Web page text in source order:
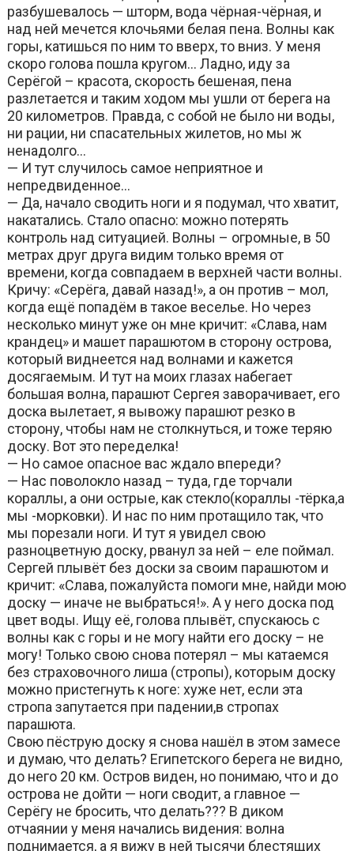
разбушевалось — шторм, вода чёрная-чёрная, и
над ней мечется клочьями белая пена. Волны как
горы, катишься по ним то вверх, то вниз. У меня
скоро голова пошла кругом… Ладно, иду за
Серёгой – красота, скорость бешеная, пена
разлетается и таким ходом мы ушли от берега на
20 километров. Правда, с собой не было ни воды,
ни рации, ни спасательных жилетов, но мы ж
ненадолго…
— И тут случилось самое неприятное и
непредвиденное…
— Да, начало сводить ноги и я подумал, что хватит,
накатались. Стало опасно: можно потерять
контроль над ситуацией. Волны – огромные, в 50
метрах друг друга видим только время от
времени, когда совпадаем в верхней части волны.
Кричу: «Серёга, давай назад!», а он против – мол,
когда ещё попадём в такое веселье. Но через
несколько минут уже он мне кричит: «Слава, нам
крандец» и машет парашютом в сторону острова,
который виднеется над волнами и кажется
досягаемым. И тут на моих глазах набегает
большая волна, парашют Сергея заворачивает, его
доска вылетает, я вывожу парашют резко в
сторону, чтобы нам не столкнуться, и тоже теряю
доску. Вот это переделка!
— Но самое опасное вас ждало впереди?
— Нас поволокло назад – туда, где торчали
кораллы, а они острые, как стекло(кораллы -тёрка,а
мы -морковки). И нас по ним протащило так, что
мы порезали ноги. И тут я увидел свою
разноцветную доску, рванул за ней – еле поймал.
Сергей плывёт без доски за своим парашютом и
кричит: «Слава, пожалуйста помоги мне, найди мою
доску — иначе не выбраться!». А у него доска под
цвет воды. Ищу её, голова плывёт, спускаюсь с
волны как с горы и не могу найти его доску – не
могу! Только свою снова потерял – мы катаемся
без страховочного лиша (стропы), которым доску
можно пристегнуть к ноге: хуже нет, если эта
стропа запутается при падении,в стропах
парашюта.
Свою пёструю доску я снова нашёл в этом замесе
и думаю, что делать? Египетского берега не видно,
до него 20 км. Остров виден, но понимаю, что и до
острова не дойти — ноги сводит, а главное —
Серёгу не бросить, что делать??? В диком
отчаянии у меня начались видения: волна
поднимается, а я вижу в ней тысячи блестящих